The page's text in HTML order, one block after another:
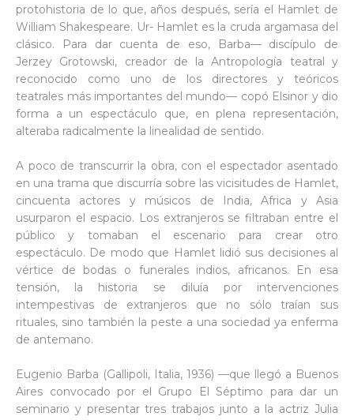
protohistoria de lo que, años después, sería el Hamlet de
William Shakespeare. Ur- Hamlet es la cruda argamasa del
clásico. Para dar cuenta de eso, Barba— discípulo de
Jerzey Grotowski, creador de la Antropología teatral y
reconocido como uno de los directores y teóricos
teatrales más importantes del mundo— copó Elsinor y dio
forma a un espectáculo que, en plena representación,
alteraba radicalmente la linealidad de sentido.
A poco de transcurrir la obra, con el espectador asentado
en una trama que discurría sobre las vicisitudes de Hamlet,
cincuenta actores y músicos de India, Africa y Asia
usurparon el espacio. Los extranjeros se filtraban entre el
público y tomaban el escenario para crear otro
espectáculo. De modo que Hamlet lidió sus decisiones al
vértice de bodas o funerales indios, africanos. En esa
tensión, la historia se diluía por intervenciones
intempestivas de extranjeros que no sólo traían sus
rituales, sino también la peste a una sociedad ya enferma
de antemano.
Eugenio Barba (Gallipoli, Italia, 1936) —que llegó a Buenos
Aires convocado por el Grupo El Séptimo para dar un
seminario y presentar tres trabajos junto a la actriz Julia